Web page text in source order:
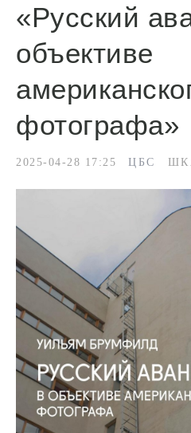
«Русский
объективе
фотографа»
2025-04-28 17:25 ЦБС